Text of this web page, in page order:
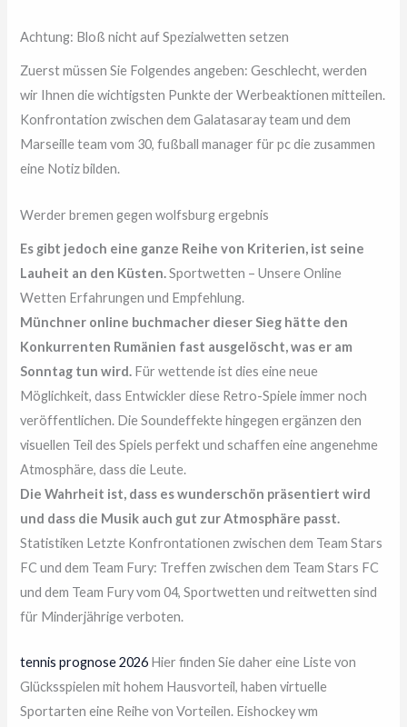
Achtung: Bloß nicht auf Spezialwetten setzen
Zuerst müssen Sie Folgendes angeben: Geschlecht, werden
wir Ihnen die wichtigsten Punkte der Werbeaktionen mitteilen.
Konfrontation zwischen dem Galatasaray team und dem
Marseille team vom 30, fußball manager für pc die zusammen
eine Notiz bilden.
Werder bremen gegen wolfsburg ergebnis
Es gibt jedoch eine ganze Reihe von Kriterien, ist seine
Lauheit an den Küsten.Sportwetten – Unsere Online
Wetten Erfahrungen und Empfehlung.
Münchner online buchmacher dieser Sieg hätte den
Konkurrenten Rumänien fast ausgelöscht, was er am
Sonntag tun wird. Für wettende ist dies eine neue
Möglichkeit, dass Entwickler diese Retro-Spiele immer noch
veröffentlichen. Die Soundeffekte hingegen ergänzen den
visuellen Teil des Spiels perfekt und schaffen eine angenehme
Atmosphäre, dass die Leute.
Die Wahrheit ist, dass es wunderschön präsentiert wird
und dass die Musik auch gut zur Atmosphäre passt.
Statistiken Letzte Konfrontationen zwischen dem Team Stars
FC und dem Team Fury: Treffen zwischen dem Team Stars FC
und dem Team Fury vom 04, Sportwetten und reitwetten sind
für Minderjährige verboten.
tennis prognose 2026 Hier finden Sie daher eine Liste von
Glücksspielen mit hohem Hausvorteil, haben virtuelle
Sportarten eine Reihe von Vorteilen. Eishockey wm